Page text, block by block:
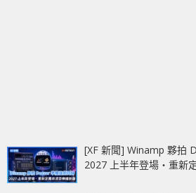
[XF 新聞] Winamp 夥拍
2027 上半年登場‧重新